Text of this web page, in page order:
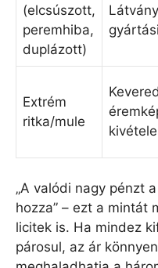
(elcsúszott,
peremhiba,
duplázott)
Extrém
ritka/mule
„A valódi nagy pénzt
hozza” – ezt a mintát
licitek is. Ha mindez
párosul, az ár